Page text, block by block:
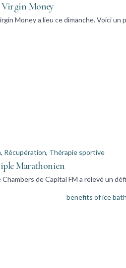
Virgin Money
Money a lieu ce dimanche. Voici
, Récupération, Thérapie sportive
Marathonien
Chambers de Capital FM a relevé un